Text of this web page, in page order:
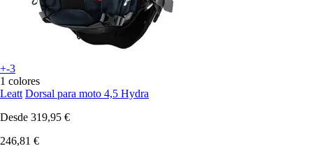
+-3
1 colores
Leatt Dorsal para moto 4,5 Hydra
Desde 319,95 €
246,81 €